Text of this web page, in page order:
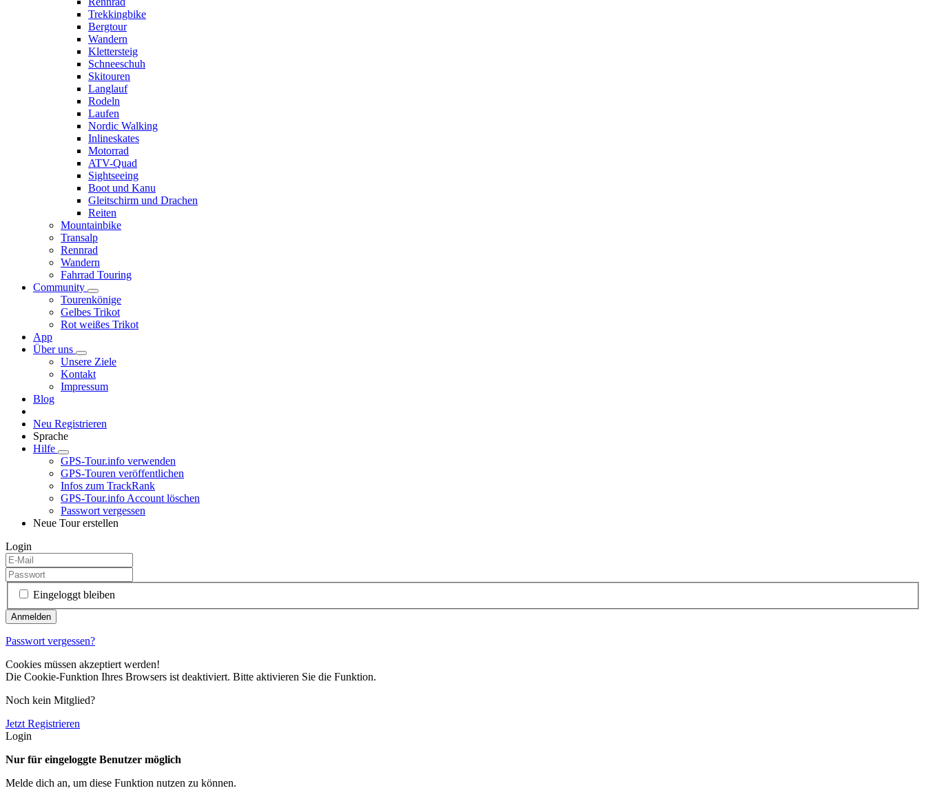
Trekkingbike
Bergtour
Wandern
Klettersteig
Schneeschuh
Skitouren
Langlauf
Rodeln
Laufen
Nordic Walking
Inlineskates
Motorrad
ATV-Quad
Sightseeing
Boot und Kanu
Gleitschirm und Drachen
Reiten
Mountainbike
Transalp
Rennrad
Wandern
Fahrrad Touring
Community
Tourenkönige
Gelbes Trikot
Rot weißes Trikot
App
Über uns
Unsere Ziele
Kontakt
Impressum
Blog
Neu Registrieren
Sprache
Hilfe
GPS-Tour.info verwenden
GPS-Touren veröffentlichen
Infos zum TrackRank
GPS-Tour.info Account löschen
Passwort vergessen
Neue Tour erstellen
Login
Eingeloggt bleiben
Passwort vergessen?
Cookies müssen akzeptiert werden!
Die Cookie-Funktion Ihres Browsers ist deaktiviert. Bitte aktivieren Sie die Funktion.
Noch kein Mitglied?
Jetzt Registrieren
Login
Nur für eingeloggte Benutzer möglich
Melde dich an, um diese Funktion nutzen zu können.